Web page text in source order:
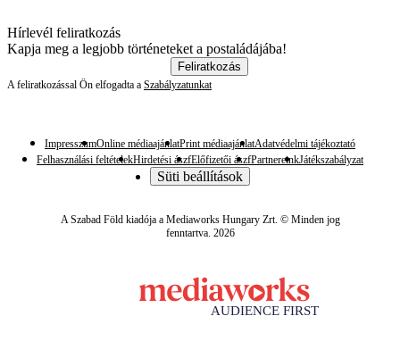
Hírlevél feliratkozás
Kapja meg a legjobb történeteket a postaládájába!
Feliratkozás
A feliratkozással Ön elfogadta a Szabályzatunkat
ImpresszumOnline médiaajánlatPrint médiaajánlatAdatvédelmi tájékoztató
Felhasználási feltételekHirdetési ászfElőfizetői ászfPartnereinkJátékszabályzat
Süti beállítások
A Szabad Föld kiadója a Mediaworks Hungary Zrt. © Minden jog
fenntartva. 2026